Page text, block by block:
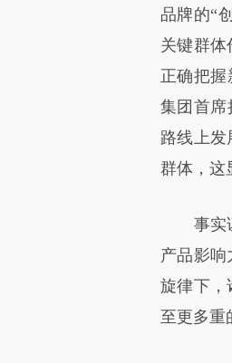
品牌的“
关键群
正确把握
集团首席
路线上发
群体，这
事实证
产品影响
旋律下，
至更多重